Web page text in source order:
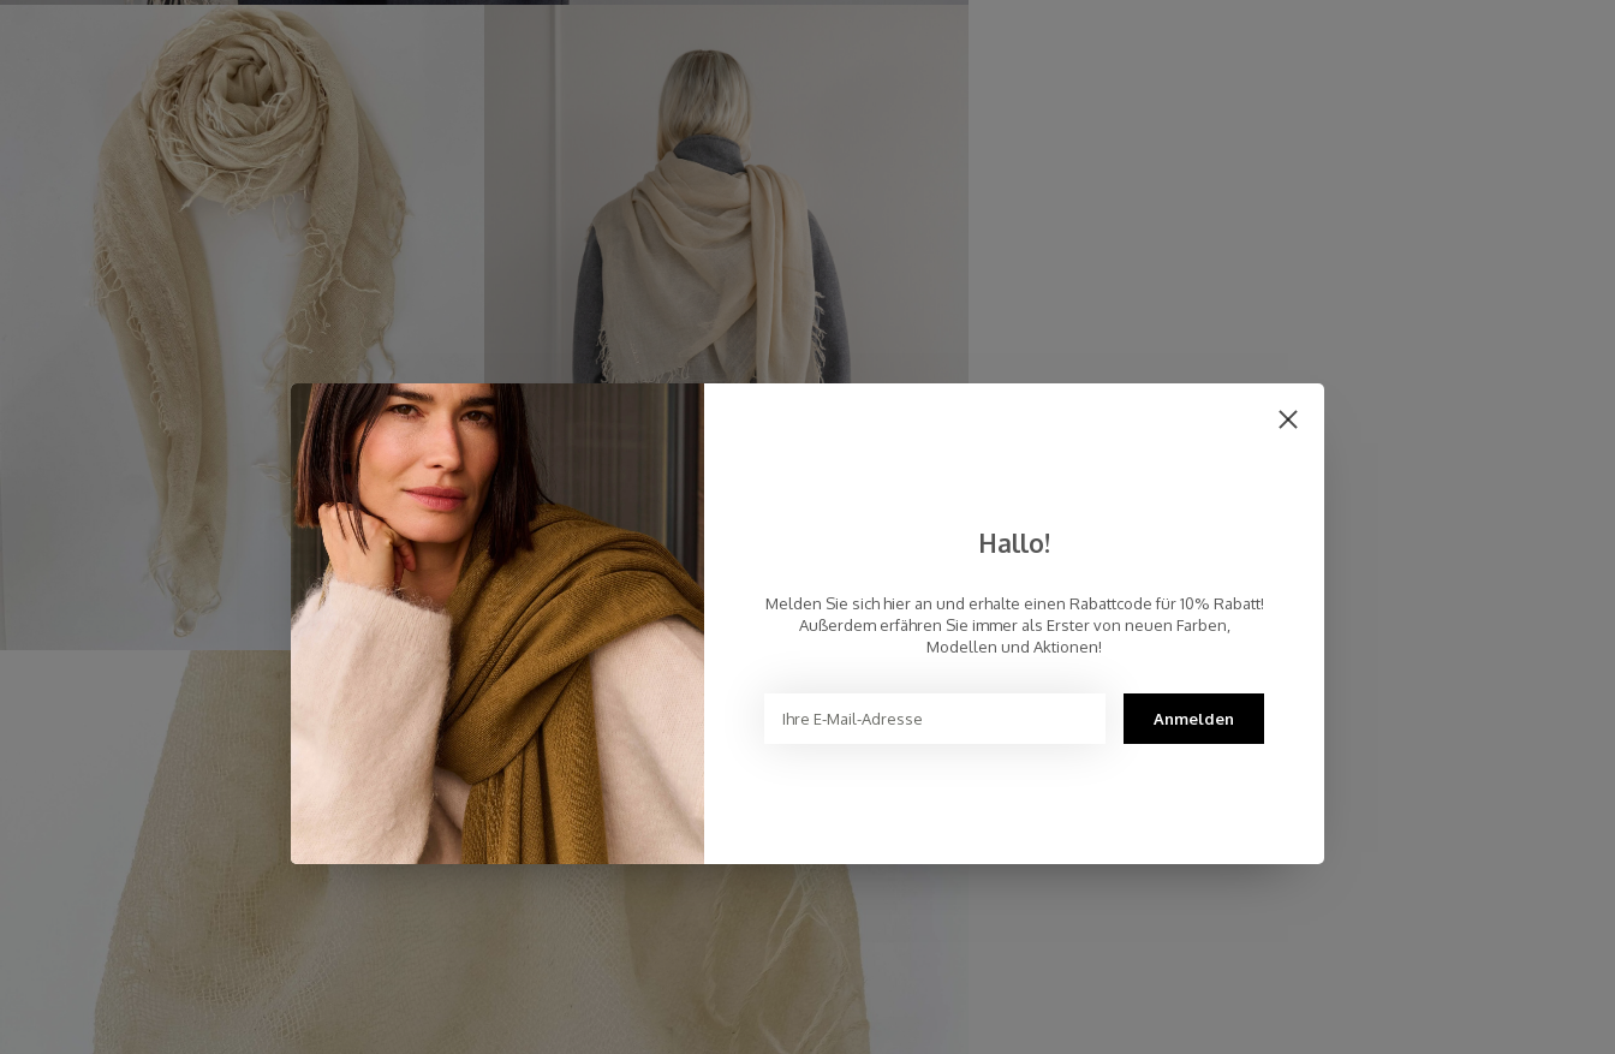
Hallo!
Melden Sie sich hier an und erhalte einen Rabattcode für 10% Rabatt!
Außerdem erfähren Sie immer als Erster von neuen Farben,
Modellen und Aktionen!
Anmelden